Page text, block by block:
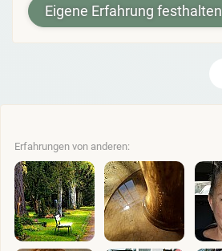
Eigene Erfahrung festhalten
Erfahrungen von anderen: